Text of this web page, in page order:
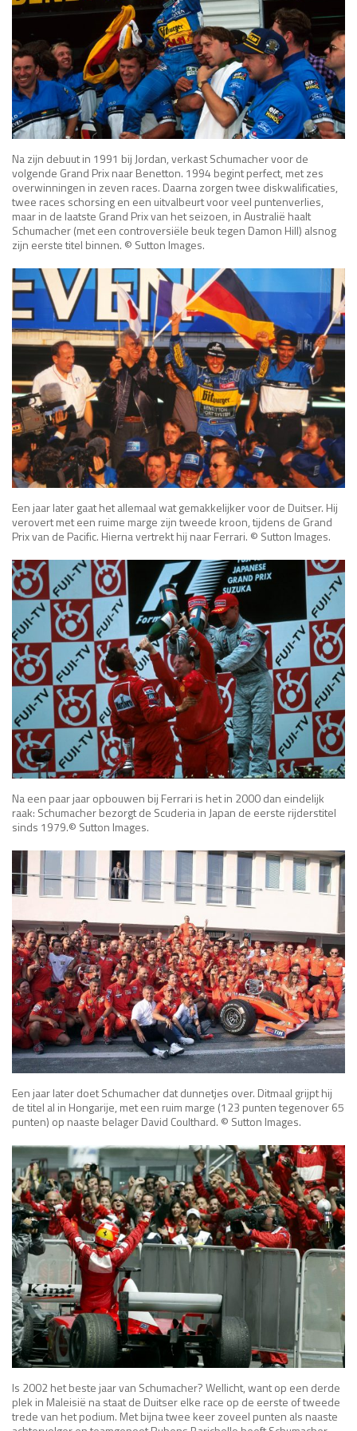
Race
zo 21:00 - 23:00
Kwalificatie
za 05:00 - 06:00
Race
zo 05:00 - 07:00
GP QATAR 2026 27 - 29 nov
Kwalificatie
Race
GP ABU DHABI 2026 04 - 06 dec
Kwalificatie
za 15:00 - 16:00
Race
zo 14:00 - 16:00
Na zijn debuut in 1991 bij Jordan, verkast Schumacher voor de
volgende Grand Prix naar Benetton. 1994 begint perfect, met zes
overwinningen in zeven races. Daarna zorgen twee diskwalificaties,
twee races schorsing en een uitvalbeurt voor veel puntenverlies,
maar in de laatste Grand Prix van het seizoen, in Australië haalt
Schumacher (met een controversiële beuk tegen Damon Hill) alsnog
zijn eerste titel binnen. © Sutton Images.
Een jaar later gaat het allemaal wat gemakkelijker voor de Duitser. Hij
verovert met een ruime marge zijn tweede kroon, tijdens de Grand
Prix van de Pacific. Hierna vertrekt hij naar Ferrari. © Sutton Images.
Na een paar jaar opbouwen bij Ferrari is het in 2000 dan eindelijk
raak: Schumacher bezorgt de Scuderia in Japan de eerste rijderstitel
sinds 1979.© Sutton Images.
Een jaar later doet Schumacher dat dunnetjes over. Ditmaal grijpt hij
de titel al in Hongarije, met een ruim marge (123 punten tegenover 65
punten) op naaste belager David Coulthard. © Sutton Images.
Is 2002 het beste jaar van Schumacher? Wellicht, want op een derde
plek in Maleisië na staat de Duitser elke race op de eerste of tweede
trede van het podium. Met bijna twee keer zoveel punten als naaste